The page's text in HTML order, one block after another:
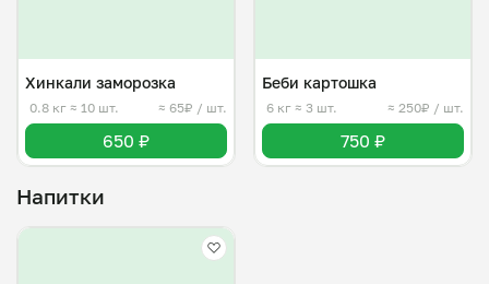
Хинкали заморозка
0.8 кг ≈ 10 шт. ≈ 65₽ / шт.
650 ₽
Беби картошка
6 кг ≈ 3 шт. ≈ 250₽ / шт.
750 ₽
Напитки